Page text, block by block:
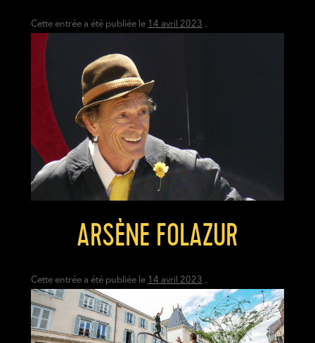
Cette entrée a été publiée le 14 avril 2023 .
ARSÈNE FOLAZUR
Cette entrée a été publiée le 14 avril 2023 .